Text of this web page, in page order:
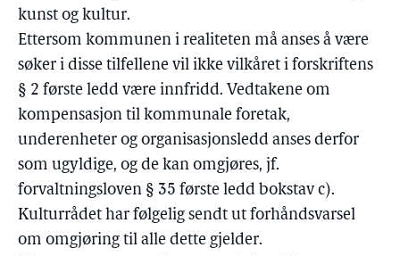
kunst og kultur.
Ettersom kommunen i realiteten må anses å være
søker i disse tilfellene vil ikke vilkåret i forskriftens
§ 2 første ledd være innfridd. Vedtakene om
kompensasjon til kommunale foretak,
underenheter og organisasjonsledd anses derfor
som ugyldige, og de kan omgjøres, jf.
forvaltningsloven § 35 første ledd bokstav c).
Kulturrådet har følgelig sendt ut forhåndsvarsel
om omgjøring til alle dette gjelder.